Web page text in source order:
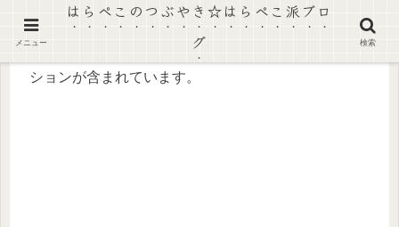
【景品表示法に基づく表記】本ページにはプロモー
ションが含まれています。
メニュー
はらぺこのつぶやき☆はらぺこ派ブロ
グ
検索